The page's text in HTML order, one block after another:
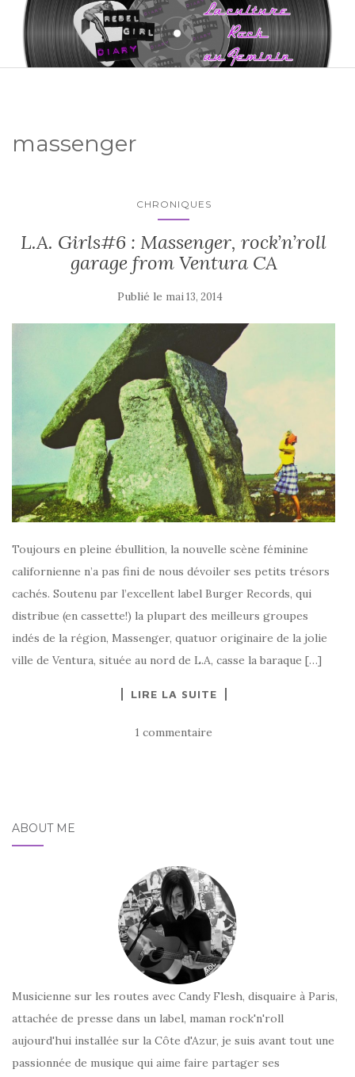
massenger
CHRONIQUES
L.A. Girls#6 : Massenger, rock’n’roll
garage from Ventura CA
Publié le mai 13, 2014
Toujours en pleine ébullition, la nouvelle scène féminine
californienne n’a pas fini de nous dévoiler ses petits trésors
cachés. Soutenu par l’excellent label Burger Records, qui
distribue (en cassette!) la plupart des meilleurs groupes
indés de la région, Massenger, quatuor originaire de la jolie
ville de Ventura, située au nord de L.A, casse la baraque […]
LIRE LA SUITE
1 commentaire
ABOUT ME
Musicienne sur les routes avec Candy Flesh, disquaire à Paris,
attachée de presse dans un label, maman rock'n'roll
aujourd'hui installée sur la Côte d'Azur, je suis avant tout une
passionnée de musique qui aime faire partager ses